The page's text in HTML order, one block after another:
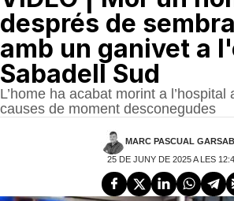
després de
amb un ganivet a
Sabadell Sud
L’home ha acabat morint a
causes de moment desconegudes
MARC PASCUAL
25 DE JUNY DE 2025 A LES